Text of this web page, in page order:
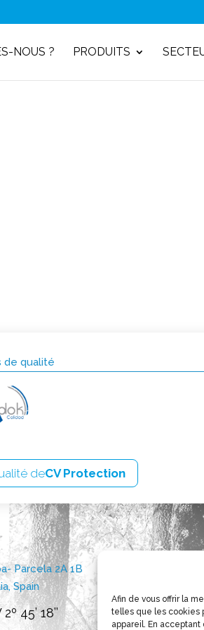
Afin de vous offrir la
telles que les cookies
appareil. En
NOUS ? PRODUITS
de qualité
deCV Protection
Parcela 2A 1B
Spain
45’ 18’’